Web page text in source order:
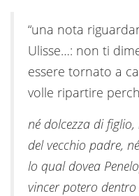
“una nota
Ulisse…: non ti
essere tornato a
volle ripartire
né dolcezza di
del vecchio padre,
lo qual dovea
vincer potero dentro